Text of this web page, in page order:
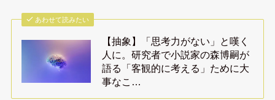
あわせて読みたい
【抽象】「思考力がない」と嘆く
人に。研究者で小説家の森博嗣が
語る「客観的に考える」ために大
事なこ…